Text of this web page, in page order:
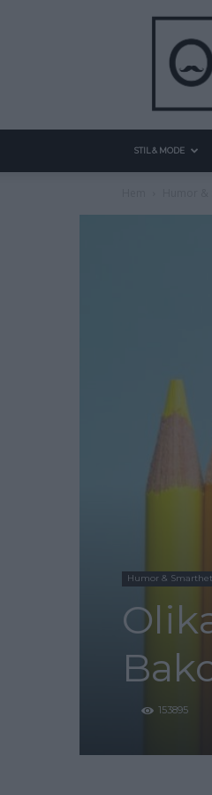
STIL & MODE
Humor & Smarthet
153895